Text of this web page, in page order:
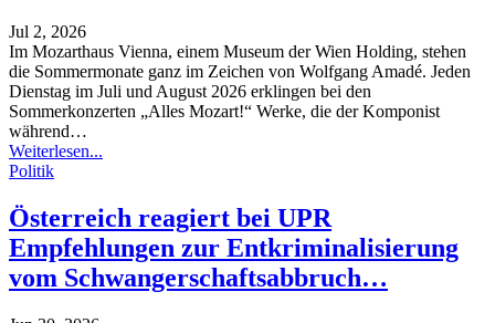
Jul 2, 2026
Im Mozarthaus Vienna, einem Museum der Wien Holding, stehen
die Sommermonate ganz im Zeichen von Wolfgang Amadé. Jeden
Dienstag im Juli und August 2026 erklingen bei den
Sommerkonzerten „Alles Mozart!“ Werke, die der Komponist
während…
Weiterlesen...
Politik
Österreich reagiert bei UPR
Empfehlungen zur Entkriminalisierung
vom Schwangerschaftsabbruch…